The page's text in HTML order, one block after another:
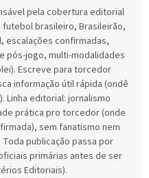
pela cobertura editorial
futebol brasileiro, Brasileirão,
escalações confirmadas,
pós-jogo, multi-modalidades
Escreve para torcedor
informação útil rápida (ondê
Linha editorial: jornalismo
prática pro torcedor (onde
sem fanatismo nem
publicação passa por
primárias antes de ser
Editoriais).